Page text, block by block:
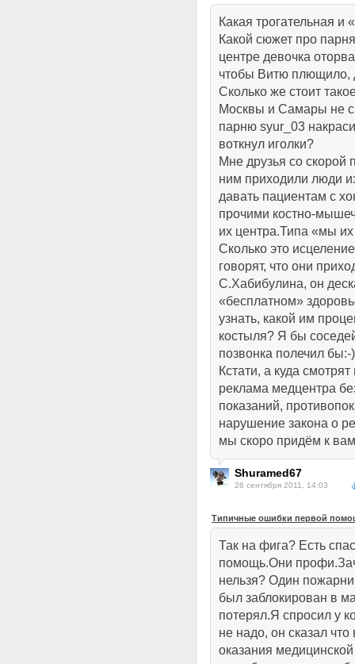
Какая трогательная и
Какой сюжет про
центре девочка
чтобы Витю плющило,
Сколько же стоит
Москвы и Самары не
парню syur_03
воткнул иголки?
Мне друзья со скорой
ним приходили люди
давать пациентам с
прочими костно-
их центра.Типа «мы
Сколько это
говорят, что они
С.Хабибулина, он
«бесплатном»
узнать, какой им
костыля? Я бы
позвонка полечил
Кстати, а куда
реклама медцентра
показаний,
нарушение закона о
мы скоро придём к
Shuramed67
26 сентября 2011, 14:03
Типичные ошибки первой
Так на фига? Есть
помощь.Они
нельзя? Один
был заблокирован в
потерял.Я спросил у
не надо, он сказал
оказания